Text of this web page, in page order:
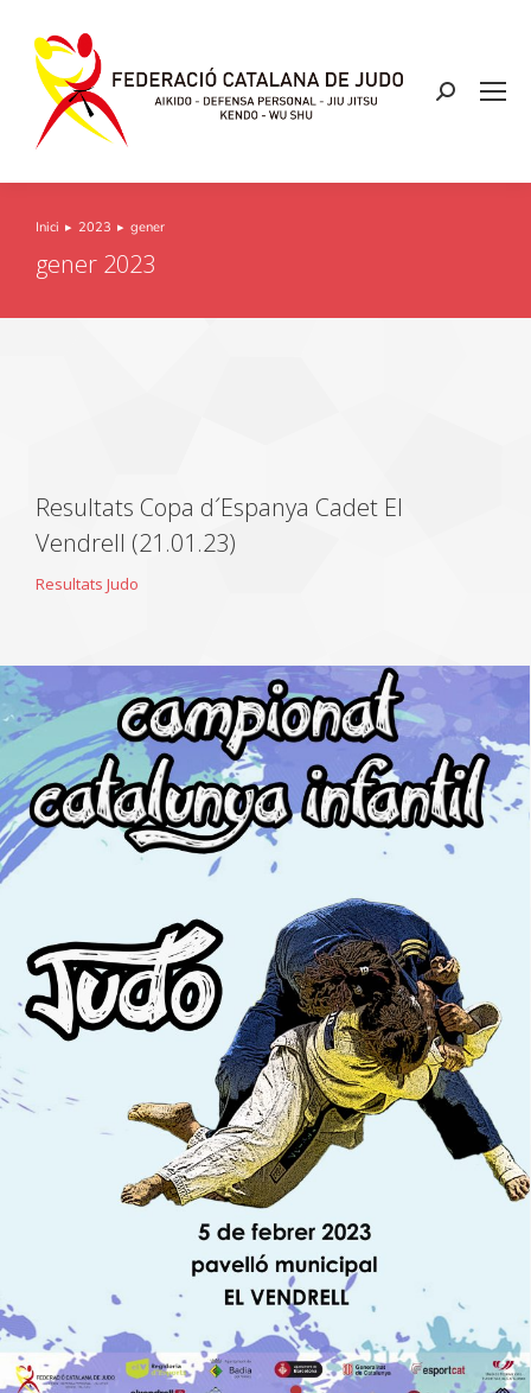
You are here:
Inici 2023 gener
gener 2023
Resultats Copa d´Espanya Cadet El
Vendrell (21.01.23)
Resultats Judo